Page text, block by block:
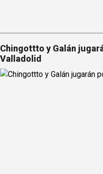
Chingottto y Galán
Valladolid